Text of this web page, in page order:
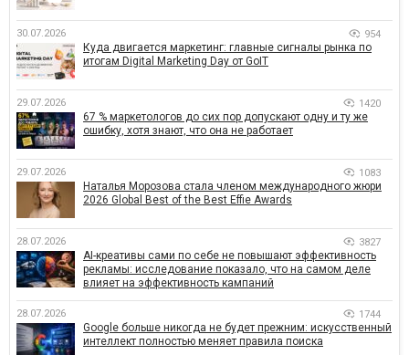
30.07.2026 954
Куда двигается маркетинг: главные сигналы рынка по
итогам Digital Marketing Day от GoIT
29.07.2026 1420
67 % маркетологов до сих пор допускают одну и ту же
ошибку, хотя знают, что она не работает
29.07.2026 1083
Наталья Морозова стала членом международного жюри
2026 Global Best of the Best Effie Awards
28.07.2026 3827
AI-креативы сами по себе не повышают эффективность
рекламы: исследование показало, что на самом деле
влияет на эффективность кампаний
28.07.2026 1744
Google больше никогда не будет прежним: искусственный
интеллект полностью меняет правила поиска